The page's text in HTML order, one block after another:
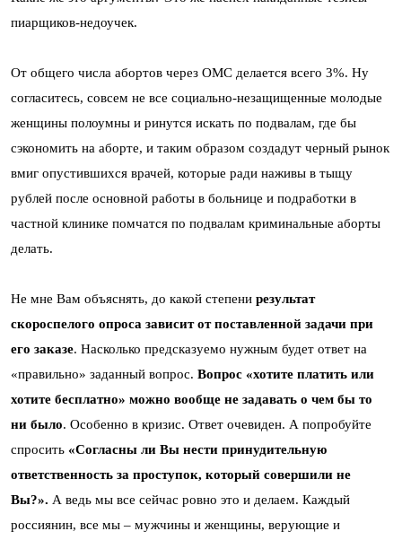
пиарщиков-недоучек.
От общего числа абортов через ОМС делается всего 3%. Ну
согласитесь, совсем не все социально-незащищенные молодые
женщины полоумны и ринутся искать по подвалам, где бы
сэкономить на аборте, и таким образом создадут черный рынок
вмиг опустившихся врачей, которые ради наживы в тыщу
рублей после основной работы в больнице и подработки в
частной клинике помчатся по подвалам криминальные аборты
делать.
Не мне Вам объяснять, до какой степени результат
скороспелого опроса зависит от поставленной задачи при
его заказе. Насколько предсказуемо нужным будет ответ на
«правильно» заданный вопрос. Вопрос «хотите платить или
хотите бесплатно» можно вообще не задавать о чем бы то
ни было. Особенно в кризис. Ответ очевиден. А попробуйте
спросить «Согласны ли Вы нести принудительную
ответственность за проступок, который совершили не
Вы?». А ведь мы все сейчас ровно это и делаем. Каждый
россиянин, все мы – мужчины и женщины, верующие и